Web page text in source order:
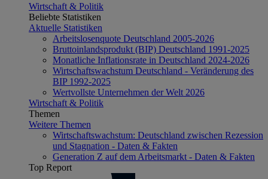
Wirtschaft & Politik
Beliebte Statistiken
Aktuelle Statistiken
Arbeitslosenquote Deutschland 2005-2026
Bruttoinlandsprodukt (BIP) Deutschland 1991-2025
Monatliche Inflationsrate in Deutschland 2024-2026
Wirtschaftswachstum Deutschland - Veränderung des
BIP 1992-2025
Wertvollste Unternehmen der Welt 2026
Wirtschaft & Politik
Themen
Weitere Themen
Wirtschaftswachstum: Deutschland zwischen Rezession
und Stagnation - Daten & Fakten
Generation Z auf dem Arbeitsmarkt - Daten & Fakten
Top Report